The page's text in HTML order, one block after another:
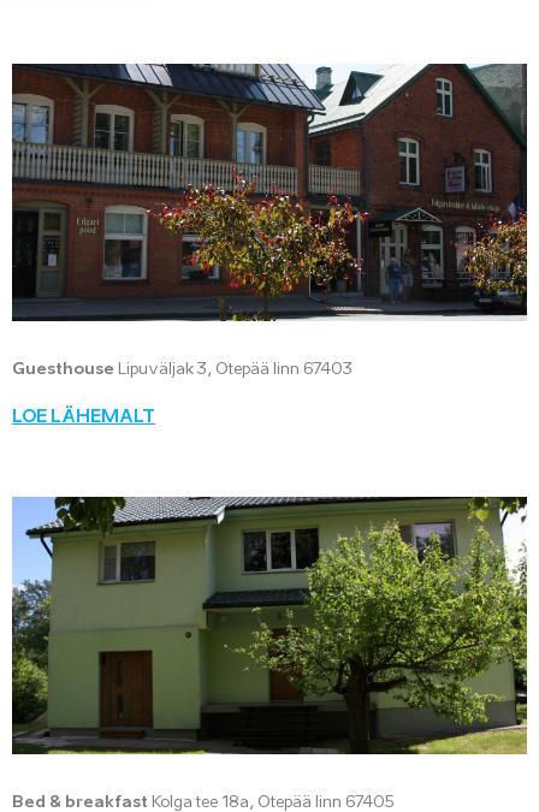
Guesthouse Lipuväljak 3, Otepää linn 67403
LOE LÄHEMALT
Bed & breakfast Kolga tee 18a, Otepää linn 67405